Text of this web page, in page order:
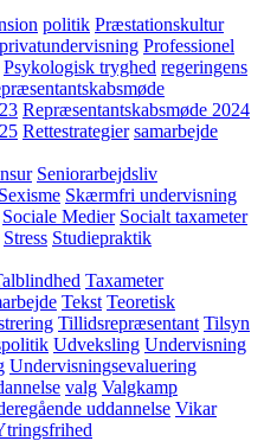
politik Præstationskultur
privatundervisning Professionel
Psykologisk tryghed regeringens
Repræsentantskabsmøde 2024
Rettestrategier samarbejde
Seniorarbejdsliv
Sexisme Skærmfri undervisning
Sociale Medier Socialt taxameter
Stress Studiepraktik
Taxameter
Tekst Teoretisk
Tillidsrepræsentant Tilsyn
Udveksling Undervisning
Undervisningsevaluering
valg Valgkamp
uddannelse Vikar